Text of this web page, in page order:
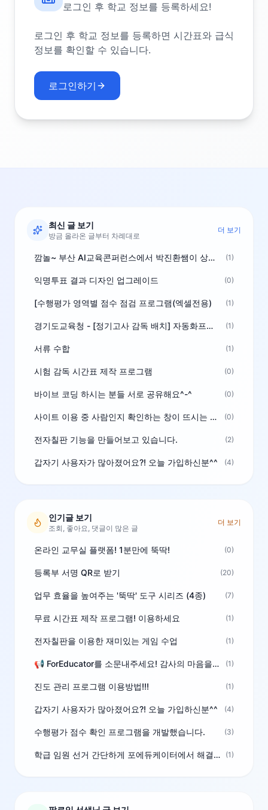
로그인 후 학교 정보를 등록하세요!
로그인 후 학교 정보를 등록하면 시간표와 급식
정보를 확인할 수 있습니다.
로그인하기
최신 글 보기
방금 올라온 글부터 차례대로
더 보기
깜놀~ 부산 AI교육콘퍼런스에서 박진환쌤이 상받으려 나오셨네요~ ^^ (1)
익명투표 결과 디자인 업그레이드 (0)
[수행평가 영역별 점수 점검 프로그램(엑셀전용) (1)
경기도교육청 - [정기고사 감독 배치] 자동화프로그램 보급 (1)
서류 수합 (1)
시험 감독 시간표 제작 프로그램 (0)
바이브 코딩 하시는 분들 서로 공유해요^-^ (0)
사이트 이용 중 사람인지 확인하는 창이 뜨시는 분은 알려주세요 (0)
전자칠판 기능을 만들어보고 있습니다. (2)
갑자기 사용자가 많아졌어요?! 오늘 가입하신분^^ (4)
인기글 보기
조회, 좋아요, 댓글이 많은 글
더 보기
온라인 교무실 플랫폼! 1분만에 뚝딱! (0)
등록부 서명 QR로 받기 (20)
업무 효율을 높여주는 '뚝딱' 도구 시리즈 (4종) (7)
무료 시간표 제작 프로그램! 이용하세요 (1)
전자칠판을 이용한 재미있는 게임 수업 (1)
📢 ForEducator를 소문내주세요! 감사의 마음을 담은 포인트 선물 (1)
진도 관리 프로그램 이용방법!!! (1)
갑자기 사용자가 많아졌어요?! 오늘 가입하신분^^ (4)
수행평가 점수 확인 프로그램을 개발했습니다. (3)
학급 임원 선거 간단하게 포에듀케이터에서 해결하세요! (1)